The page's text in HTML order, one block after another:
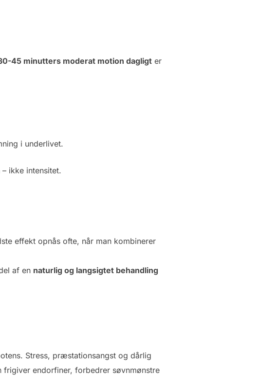
45 minutters moderat motion dagligt er
i underlivet.
ikke intensitet.
effekt opnås ofte, når man kombinerer
af en naturlig og langsigtet behandling
Stress, præstationsangst og dårlig
endorfiner, forbedrer søvnmønstre